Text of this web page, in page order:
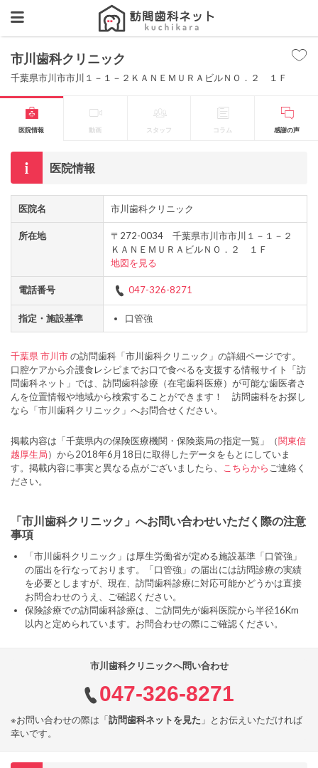
市川歯科クリニック
千葉県市川市市川１－１－２ＫＡＮＥＭＵＲＡビルＮＯ．２ １Ｆ
医院情報 動画 スタッフ コラム 感謝の声
医院情報
医院名 市川歯科クリニック
所在地
〒272-0034 千葉県市川市市川１－１－２
ＫＡＮＥＭＵＲＡビルＮＯ．２ １Ｆ
地図を見る
電話番号 047-326-8271
指定・施設基準 口管強
千葉県 市川市の訪問歯科「市川歯科クリニック」の詳細ページです。
口腔ケアから介護食レシピまでお口で食べるを支援する情報サイト「訪
問歯科ネット」では、訪問歯科診療（在宅歯科医療）が可能な歯医者さ
んを位置情報や地域から検索することができます！ 訪問歯科をお探し
なら「市川歯科クリニック」へお問合せください。
掲載内容は「千葉県内の保険医療機関・保険薬局の指定一覧」（関東信
越厚生局）から2018年6月18日に取得したデータをもとにしていま
す。掲載内容に事実と異なる点がございましたら、
こちらから ご連絡く
ださい。
「市川歯科クリニック」へお問い合わせいただく際の注意
事項
「市川歯科クリニック」は厚生労働省が定める施設基準「口管強」
の届出を行なっております。「口管強」の届出には訪問診療の実績
を必要としますが、現在、訪問歯科診療に対応可能かどうかは直接
お問合わせのうえ、ご確認ください。
保険診療での訪問歯科診療は、ご訪問先が歯科医院から半径16Km
以内と定められています。お問合わせの際にご確認ください。
市川歯科クリニックへ問い合わせ
047-326-8271
※お問い合わせの際は「訪問歯科ネットを見た 」とお伝えいただければ
幸いです。